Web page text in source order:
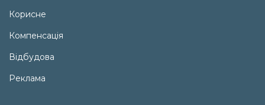
Корисне
Компенсація
Відбудова
Реклама